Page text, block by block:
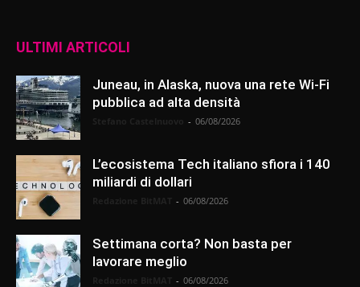
ULTIMI ARTICOLI
Juneau, in Alaska, nuova una rete Wi-Fi
pubblica ad alta densità
- 06/08/2026
L’ecosistema Tech italiano sfiora i 140
miliardi di dollari
- 06/08/2026
Settimana corta? Non basta per
lavorare meglio
- 06/08/2026